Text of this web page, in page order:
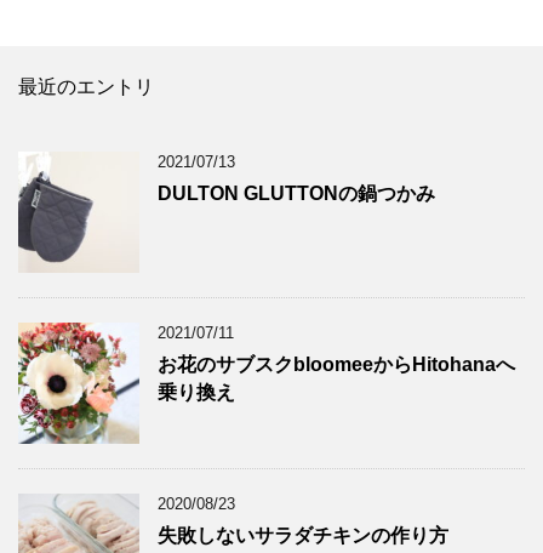
最近のエントリ
2021/07/13
DULTON GLUTTONの鍋つかみ
2021/07/11
お花のサブスクbloomeeからHitohanaへ
乗り換え
2020/08/23
失敗しないサラダチキンの作り方